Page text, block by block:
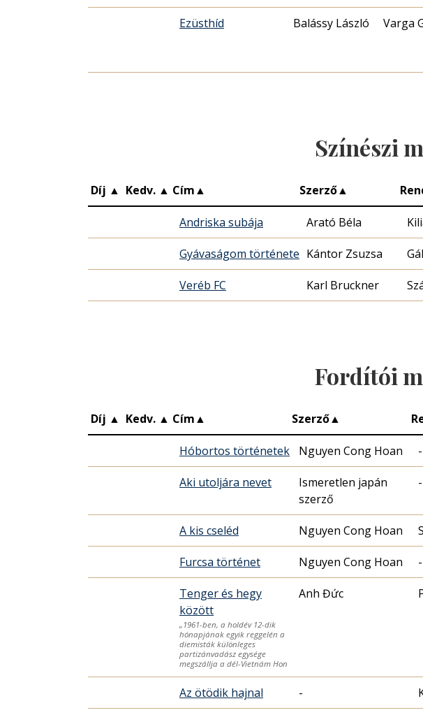
Ezüsthíd Balássy László Varga
Színészi
Díj ▲ Kedv. ▲ Cím▲ Szerző▲
Andriska subája Arató Béla
Gyávaságom története Kántor Zsuzsa
Veréb FC Karl Bruckner
Fordítói
Díj ▲ Kedv. ▲ Cím▲ Szerző▲
Hóbortos történetek Nguyen Cong Hoan -
Aki utoljára nevet
Ismeretlen japán
szerző
-
A kis cseléd Nguyen Cong Hoan
Furcsa történet Nguyen Cong Hoan -
Tenger és hegy
között
„1961-ben, a holdév 12-dik
hónapjának egyik reggelén a
diemisták különleges
partizánvadász egysége
megszállja a dél-Vietnám Hon
Anh Đức
Az ötödik hajnal -